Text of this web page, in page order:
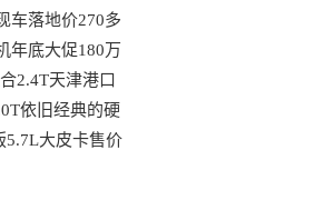
车落地价270多
年底大促180万
2.4T天津港口
依旧经典的硬
5.7L大皮卡售价